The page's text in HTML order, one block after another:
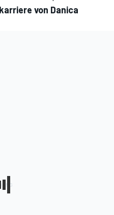
von Danica